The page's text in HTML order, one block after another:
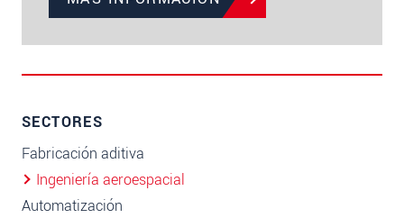
SECTORES
Fabricación aditiva
Ingeniería aeroespacial
Automatización